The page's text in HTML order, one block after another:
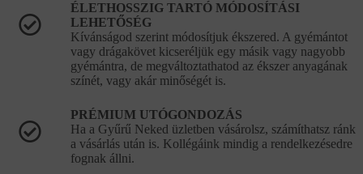
ÉLETHOSSZIG TARTÓ MÓDOSÍTÁSI
LEHETŐSÉG
Kívánságod szerint módosítjuk ékszered. A gyémántot
vagy drágakövet kicseréljük egy másik vagy nagyobb
gyémántra, de megváltoztathatod az ékszer anyagának
színét, vagy akár minőségét is.
PRÉMIUM UTÓGONDOZÁS
Ha a Gyűrű Neked üzletben vásárolsz, számíthatsz ránk
a vásárlás után is. Kollégáink mindig a rendelkezésedre
fognak állni.